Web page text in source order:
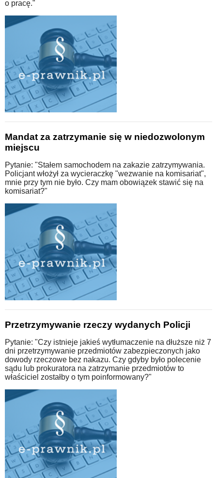
o pracę."
Mandat za zatrzymanie się w niedozwolonym
miejscu
Pytanie: "Stałem samochodem na zakazie zatrzymywania.
Policjant włożył za wycieraczkę "wezwanie na komisariat",
mnie przy tym nie było. Czy mam obowiązek stawić się na
komisariat?"
Przetrzymywanie rzeczy wydanych Policji
Pytanie: "Czy istnieje jakieś wytłumaczenie na dłuższe niż 7
dni przetrzymywanie przedmiotów zabezpieczonych jako
dowody rzeczowe bez nakazu. Czy gdyby było polecenie
sądu lub prokuratora na zatrzymanie przedmiotów to
właściciel zostałby o tym poinformowany?"